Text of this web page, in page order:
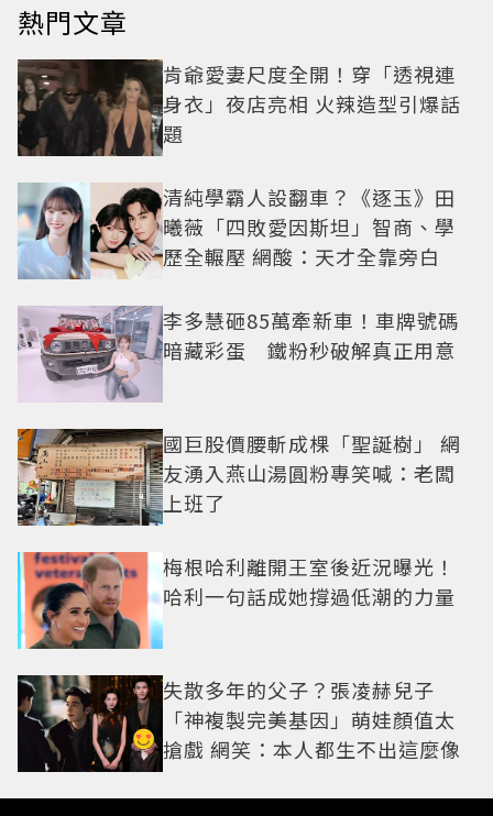
熱門文章
肯爺愛妻尺度全開！穿「透視連
身衣」夜店亮相 火辣造型引爆話
題
清純學霸人設翻車？《逐玉》田
曦薇「四敗愛因斯坦」智商、學
歷全輾壓 網酸：天才全靠旁白
李多慧砸85萬牽新車！車牌號碼
暗藏彩蛋 鐵粉秒破解真正用意
國巨股價腰斬成棵「聖誕樹」 網
友湧入燕山湯圓粉專笑喊：老闆
上班了
梅根哈利離開王室後近況曝光！
哈利一句話成她撐過低潮的力量
失散多年的父子？張凌赫兒子
「神複製完美基因」萌娃顏值太
搶戲 網笑：本人都生不出這麼像